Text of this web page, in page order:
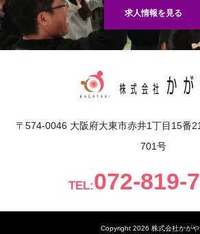
求人情報を見る
〒574-0046 大阪府大東市赤井1丁目15番
701号
TEL:072-819-
Copyright 2026 株式会社かがや